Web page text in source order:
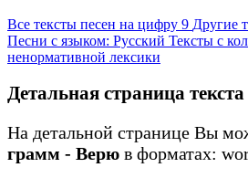
Все тексты песен на цифру 9 Другие
Песни с языком: Русский Тексты с
ненормативной лексики
Детальная страница
На детальной странице Вы
грамм - Верю в форматах: